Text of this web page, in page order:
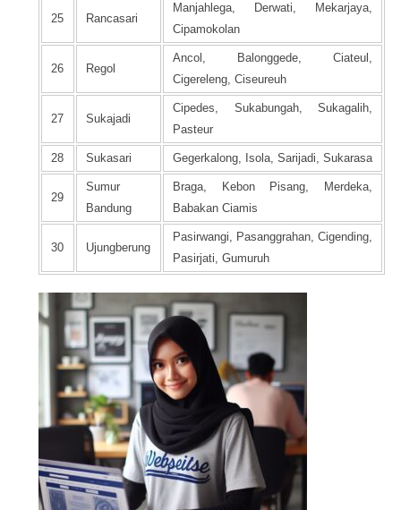
25 Rancasari
Manjahlega, Derwati, Mekarjaya,
Cipamokolan
26 Regol
Ancol, Balonggede, Ciateul,
Cigereleng, Ciseureuh
27 Sukajadi
Cipedes, Sukabungah, Sukagalih,
Pasteur
28 Sukasari Gegerkalong, Isola, Sarijadi, Sukarasa
29
Sumur
Bandung
Braga, Kebon Pisang, Merdeka,
Babakan Ciamis
30 Ujungberung
Pasirwangi, Pasanggrahan, Cigending,
Pasirjati, Gumuruh